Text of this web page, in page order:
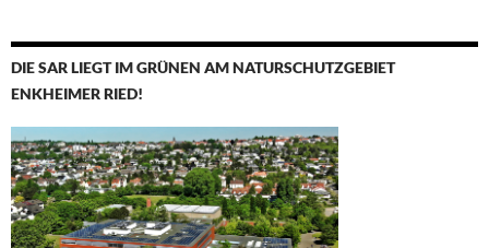
DIE SAR LIEGT IM GRÜNEN AM NATURSCHUTZGEBIET
ENKHEIMER RIED!